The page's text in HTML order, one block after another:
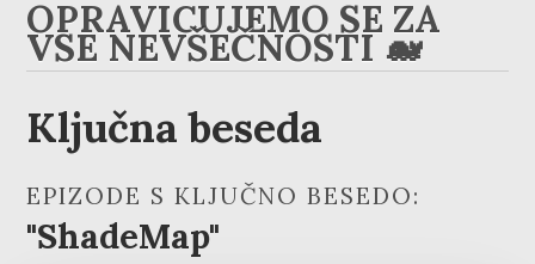
OPRAVIČUJEMO SE ZA
VSE NEVŠEČNOSTI 🐋
Ključna beseda
EPIZODE S KLJUČNO BESEDO:
"ShadeMap"